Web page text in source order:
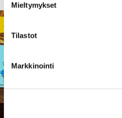
Mieltymykset
Tilastot
Markkinointi